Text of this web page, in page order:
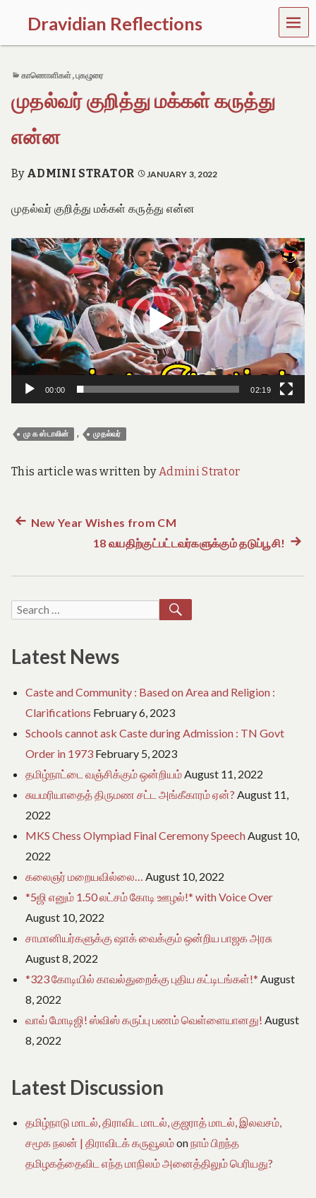
Dravidian Reflections
P
s
,
P
r
e
e
a
d
F
u
t
u
r
e
o
f
T
m
i
N
a
u
MEN
U
காணொளிகள்,புகழுரை
முதல்வர் குறித்து மக்கள் கருத்து
என்ன
By ADMINI STRATOR JANUARY 3, 2022
முதல்வர் குறித்து மக்கள் கருத்து என்ன
Video
Player
00:00 02:19
மு க ஸ்டாலின் , முதல்வர்
This article was written byAdmini Strator
Post
Previous
New Year Wishes from CM
18 வயதிற்குட்பட்டவர்களுக்கும் தடுப்பூசி! Next
Search
Latest News
Caste and Community : Based on Area and Religion :
Clarifications February 6, 2023
Schools cannot ask Caste during Admission : TN Govt
Order in 1973 February 5, 2023
தமிழ்நாட்டை வஞ்சிக்கும் ஒன்றியம்August 11, 2022
சுயமரியாதைத் திருமண சட்ட அங்கீகாரம் ஏன்? August 11,
2022
MKS Chess Olympiad Final Ceremony SpeechAugust 10,
2022
கலைஞர் மறையவில்லை… August 10, 2022
*5ஜி எனும் 1.50 லட்சம் கோடி ஊழல்!* with Voice Over
August 10, 2022
சாமானியர்களுக்கு ஷாக் வைக்கும் ஒன்றிய பாஜக அரசு
August 8, 2022
*323 கோடியில் காவல்துறைக்கு புதிய கட்டிடங்கள்!* August
8, 2022
வாவ் மோடிஜி! ஸ்விஸ் கருப்பு பணம் வெள்ளையானது! August
8, 2022
Latest Discussion
தமிழ்நாடு மாடல், திராவிட மாடல், குஜராத் மாடல், இலவசம்,
சமூக நலன் | திராவிடக் கருவூலம்onநாம் பிறந்த
தமிழகத்தைவிட எந்த மாநிலம் அனைத்திலும் பெரியது?